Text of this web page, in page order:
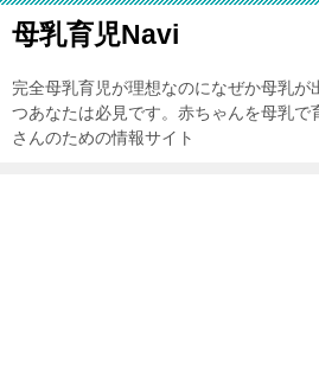
母乳育児Navi
完全母乳育児が理想なのになぜか母乳
つあなたは必見です。赤ちゃんを母乳で
さんのための情報サイト